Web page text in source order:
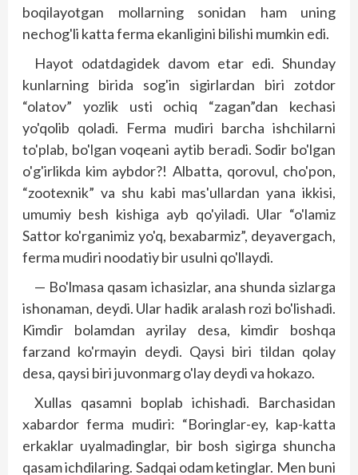
boqilayotgan mollarning sonidan ham uning
nechog'li katta ferma ekanligini bilishi mumkin edi.
Hayot odatdagidek davom etar edi. Shunday
kunlarning birida sog'in sigirlardan biri zotdor
“olatov” yozlik usti ochiq “zagan”dan kechasi
yo'qolib qoladi. Ferma mudiri barcha ishchilarni
to'plab, bo'lgan voqeani aytib beradi. Sodir bo'lgan
o'g'irlikda kim aybdor?! Albatta, qorovul, cho'pon,
“zootexnik” va shu kabi mas'ullardan yana ikkisi,
umumiy besh kishiga ayb qo'yiladi. Ular “o'lamiz
Sattor ko'rganimiz yo'q, bexabarmiz”, deyavergach,
ferma mudiri noodatiy bir usulni qo'llaydi.
— Bo'lmasa qasam ichasizlar, ana shunda sizlarga
ishonaman, deydi. Ular hadik aralash rozi bo'lishadi.
Kimdir bolamdan ayrilay desa, kimdir boshqa
farzand ko'rmayin deydi. Qaysi biri tildan qolay
desa, qaysi biri juvonmarg o'lay deydi va hokazo.
Xullas qasamni boplab ichishadi. Barchasidan
xabardor ferma mudiri: “Boringlar-ey, kap-katta
erkaklar uyalmadinglar, bir bosh sigirga shuncha
qasam ichdilaring. Sadqai odam ketinglar. Men buni